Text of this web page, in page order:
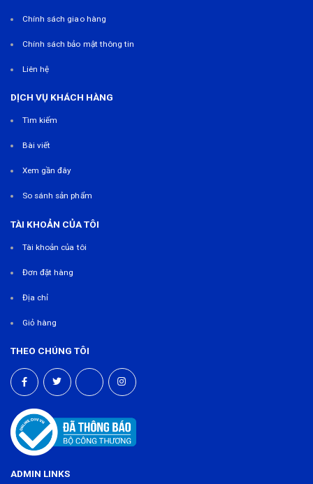
Chính sách giao hàng
Chính sách bảo mật thông tin
Liên hệ
DỊCH VỤ KHÁCH HÀNG
Tìm kiếm
Bài viết
Xem gần đây
So sánh sản phẩm
TÀI KHOẢN CỦA TÔI
Tài khoản của tôi
Đơn đặt hàng
Địa chỉ
Giỏ hàng
THEO CHÚNG TÔI
ADMIN LINKS